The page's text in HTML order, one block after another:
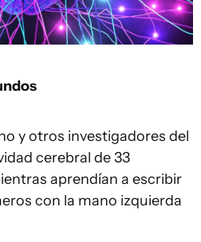
y otros investigadores del
cerebral de 33
aprendían a escribir
con la mano izquierda